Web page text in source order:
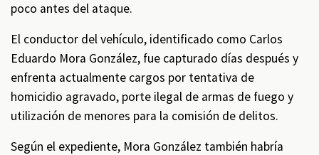
poco antes del ataque.
El conductor del vehículo, identificado como Carlos
Eduardo Mora González, fue capturado días después y
enfrenta actualmente cargos por tentativa de
homicidio agravado, porte ilegal de armas de fuego y
utilización de menores para la comisión de delitos.
Según el expediente, Mora González también habría